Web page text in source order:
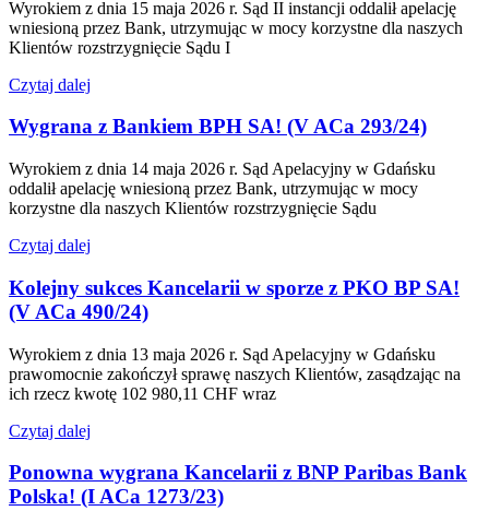
Wyrokiem z dnia 15 maja 2026 r. Sąd II instancji oddalił apelację
wniesioną przez Bank, utrzymując w mocy korzystne dla naszych
Klientów rozstrzygnięcie Sądu I
Czytaj dalej
Wygrana z Bankiem BPH SA! (V ACa 293/24)
Wyrokiem z dnia 14 maja 2026 r. Sąd Apelacyjny w Gdańsku
oddalił apelację wniesioną przez Bank, utrzymując w mocy
korzystne dla naszych Klientów rozstrzygnięcie Sądu
Czytaj dalej
Kolejny sukces Kancelarii w sporze z PKO BP SA!
(V ACa 490/24)
Wyrokiem z dnia 13 maja 2026 r. Sąd Apelacyjny w Gdańsku
prawomocnie zakończył sprawę naszych Klientów, zasądzając na
ich rzecz kwotę 102 980,11 CHF wraz
Czytaj dalej
Ponowna wygrana Kancelarii z BNP Paribas Bank
Polska! (I ACa 1273/23)